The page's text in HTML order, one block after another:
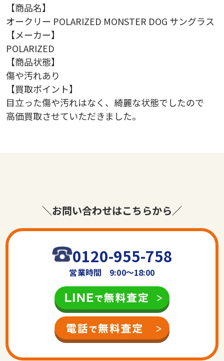
【商品名】
オークリー POLARIZED MONSTER DOG サングラス
【メーカー】
POLARIZED
【商品状態】
傷や汚れあり
【買取ポイント】
目立った傷や汚れはなく、綺麗な状態でしたので
高価買取させていただきました。
＼お問い合わせはこちらから／
0120-955-758
営業時間 9:00〜18:00